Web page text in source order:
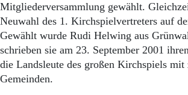
Mitgliederversammlung gewählt.
Neuwahl des 1. Kirchspielvertreters auf
Gewählt wurde Rudi Helwing aus
schrieben sie am 23. September 2001
die Landsleute des großen Kirchspiels mit
Gemeinden.